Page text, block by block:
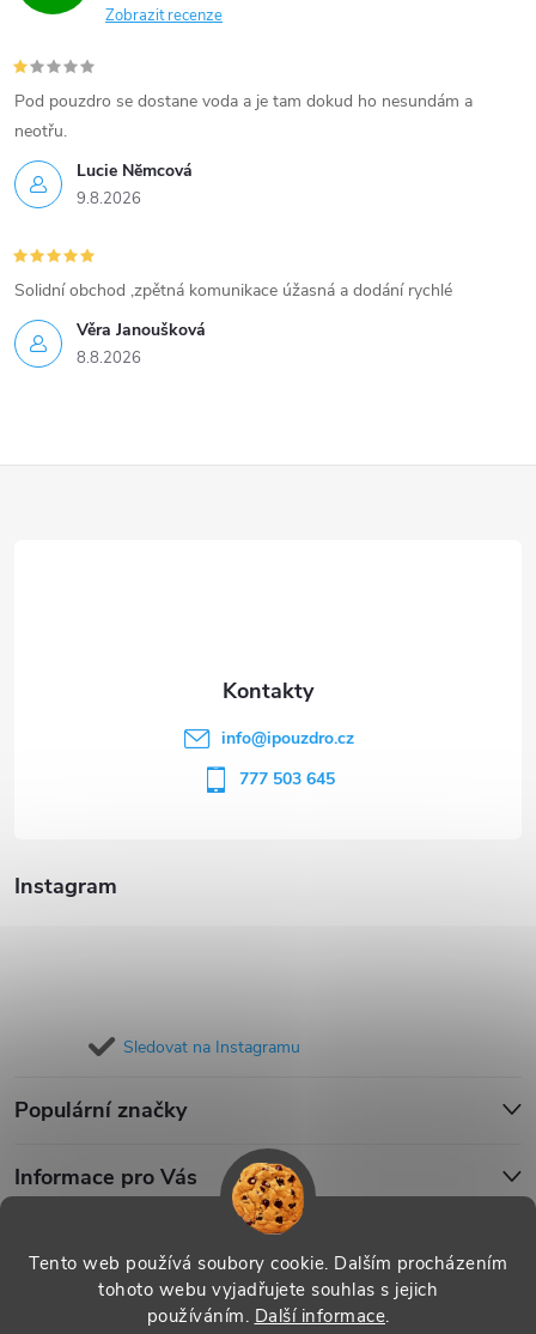
Tento web používá soubory cookie. Dalším procházením
tohoto webu vyjadřujete souhlas s jejich
používáním. Další informace.
Zobrazit recenze
Lucie Nĕmcová
9.8.2026
Pod pouzdro se dostane voda a je tam dokud ho nesundám a
neotřu.
Věra Janoušková
8.8.2026
Solidní obchod ,zpětná komunikace úžasná a dodání rychlé
Instagram
Sledovat na Instagramu
Populární značky
Informace pro Vás
info@ipouzdro.cz
777 503 645